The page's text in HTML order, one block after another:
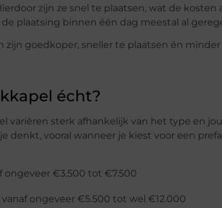
zijn ze snel te plaatsen, wat de
plaatsing binnen één dag meestal al
zijn goedkoper, sneller te plaatsen én
écht?
variëren sterk afhankelijk van het type en
denkt, vooral wanneer je kiest voor een
ongeveer €3.500 tot €7.500
ongeveer €5.500 tot wel €12.000